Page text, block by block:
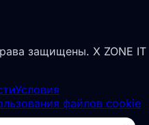
защищены. X ZONE IT
Условия
файлов cookie